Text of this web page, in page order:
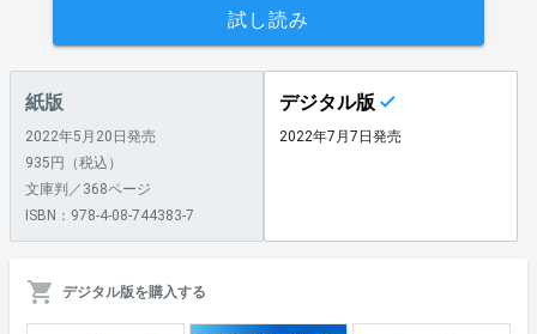
試し読み
紙版
2022年5月20日発売
935円（税込）
文庫判／368ページ
ISBN：978-4-08-744383-7
デジタル版
2022年7月7日発売
デジタル版を購入する